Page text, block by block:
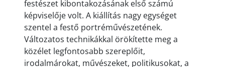
festészet kibontakozásának első számú
képviselője volt. A kiállítás nagy egységet
szentel a festő portréművészetének.
Változatos technikákkal örökítette meg a
közélet legfontosabb szereplőit,
irodalmárokat, művészeket, politikusokat, a